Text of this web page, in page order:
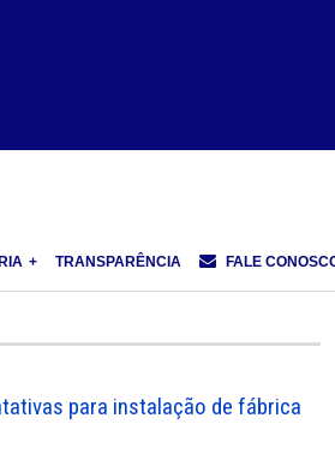
TRANSPARÊNCIA FALE
para instalação de fábrica